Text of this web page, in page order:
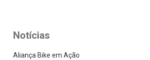
Notícias
Aliança Bike em Ação